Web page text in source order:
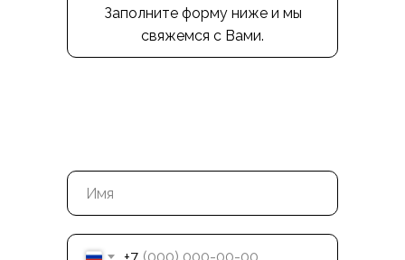
Заполните форму ниже и мы
свяжемся с Вами.
+7